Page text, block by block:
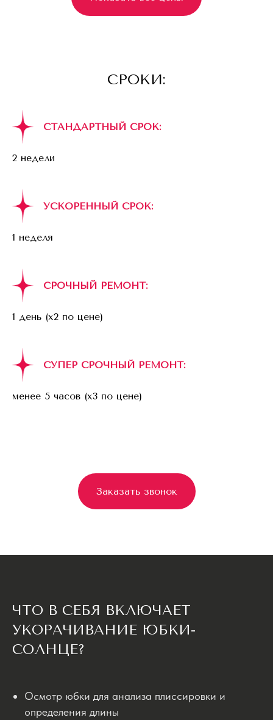
СРОКИ:
СТАНДАРТНЫЙ СРОК:
2 недели
УСКОРЕННЫЙ СРОК:
1 неделя
СРОЧНЫЙ РЕМОНТ:
1 день (x2 по цене)
СУПЕР СРОЧНЫЙ РЕМОНТ:
менее 5 часов (x3 по цене)
Заказать звонок
ЧТО В СЕБЯ ВКЛЮЧАЕТ
УКОРАЧИВАНИЕ ЮБКИ-
СОЛНЦЕ?
Осмотр юбки для анализа плиссировки и
определения длины